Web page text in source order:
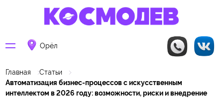
Орёл
Главная
Статьи
Автоматизация бизнес-процессов с искусственным
интеллектом в 2026 году: возможности, риски и внедрение